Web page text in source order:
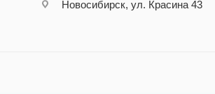
Новосибирск, ул. Красина 43